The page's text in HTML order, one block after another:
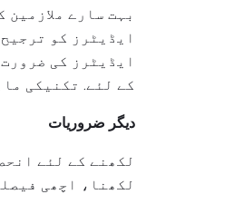
بہت سارے
ایڈیٹرز کو
ایڈیٹرز کی
کے لئے. تکنیکی
دیگر ضروریات
لکھنے کے لئے
لکھنا، اچھی